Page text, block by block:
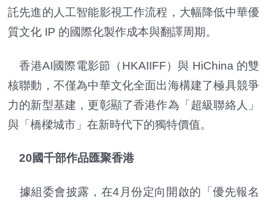
託先進的人工智能影視工作流程，大幅降低中華優
質文化 IP 的國際化製作成本與翻譯周期。
香港AI國際電影節（HKAIIFF）與 HiChina 的雙
核聯動，不僅為中華文化全面出海構建了極具競爭
力的新型基建，更彰顯了香港作為「超級聯絡人」
與「橋樑城市」在新時代下的獨特價值。
20國千部作品匯聚香港
據組委會披露，在4月份定向開啟的「優先報名